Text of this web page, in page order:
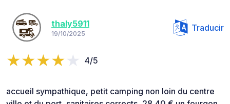
thaly5911
19/10/2025
Traducir
4/5
accueil sympathique, petit camping non loin du centre